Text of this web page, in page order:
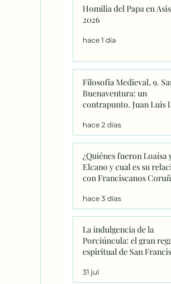
Homilia del Papa en
2026
hace 1 día
Filosofía Medieval, 9.
Buenaventura: un
contrapunto. Juan Luis
hace 2 días
¿Quiénes fueron Loaísa
Elcano y cual es su
con Franciscanos
hace 3 días
La indulgencia de la
Porciúncula: el gran
espiritual de San
significado único
31 jul